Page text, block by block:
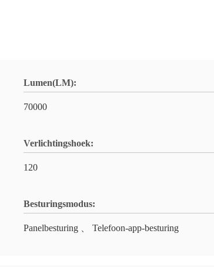
Lumen(LM):
70000
Verlichtingshoek:
120
Besturingsmodus:
Panelbesturing 、 Telefoon-app-besturing